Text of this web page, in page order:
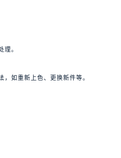
理。
如重新上色、更换新件等。